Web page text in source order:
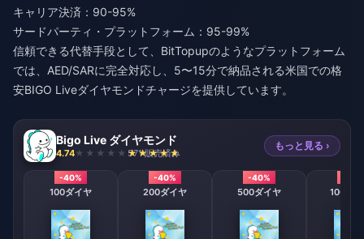
キャリア決済：90-95%
サードパーティ・プラットフォーム：95-99%
信頼できる代替手段として、BitTopupのようなプラットフォーム
では、AED/SARに完全対応し、5〜15分で納品される米国での格
安BIGO Liveダイヤモンドチャージを提供しています。
Bigo Live ダイヤモンド
4.74 571 販売済み
もっと見る ›
-40%
100ダイヤ
-40%
200ダイヤ
-40%
500ダイヤ 1000ダ